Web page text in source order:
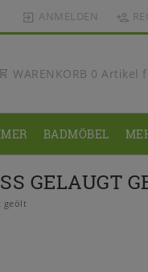
ANMELDEN
WARENKORB 0 Artikel
BADMÖBEL
geölt